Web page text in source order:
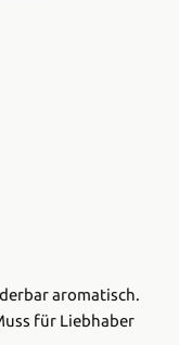
aromatisch.
für Liebhaber